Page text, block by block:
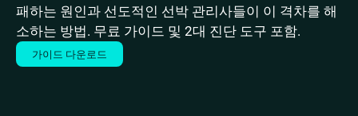
패하는 원인과 선도적인 선박 관리사들이 이 격차를 해
소하는 방법. 무료 가이드 및 2대 진단 도구 포함.
가이드 다운로드